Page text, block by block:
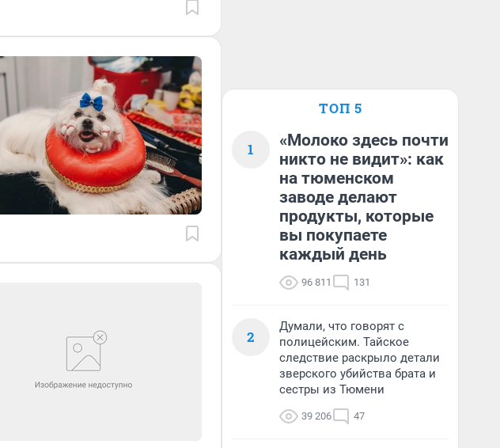
ТОП 5
1
«Молоко здесь почти
никто не видит»: как
на тюменском
заводе делают
продукты, которые
вы покупаете
каждый день
96 811 131
2
Думали, что говорят с
полицейским. Тайское
следствие раскрыло детали
зверского убийства брата и
сестры из Тюмени
39 206 47